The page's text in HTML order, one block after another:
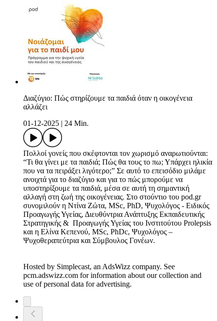
Διαζύγιο: Πώς στηρίζουμε τα παιδιά όταν η οικογένεια
αλλάζει
01-12-2025
24 Min.
Πολλοί γονείς που σκέφτονται τον χωρισμό αναρωτιούνται:
“Τι θα γίνει με τα παιδιά; Πώς θα τους το πω; Υπάρχει ηλικία
που να τα πειράξει λιγότερο;” Σε αυτό το επεισόδιο μιλάμε
ανοιχτά για το διαζύγιο και για το πώς μπορούμε να
υποστηρίξουμε τα παιδιά, μέσα σε αυτή τη σημαντική
αλλαγή στη ζωή της οικογένειας. Στο στούντιο του pod.gr
συνομιλούν η Ντίνα Ζώτα, MSc, PhD, Ψυχολόγος - Ειδικός
Προαγωγής Υγείας, Διευθύντρια Ανάπτυξης Εκπαιδευτικής
Στρατηγικής & Προαγωγής Υγείας του Iνστιτούτου Prolepsis
και η Ελίνα Κεπενού, MSc, PhDc, Ψυχολόγος –
Ψυχοθεραπεύτρια και Σύμβουλος Γονέων.
Hosted by Simplecast, an AdsWizz company. See
pcm.adswizz.com for information about our collection and
use of personal data for advertising.